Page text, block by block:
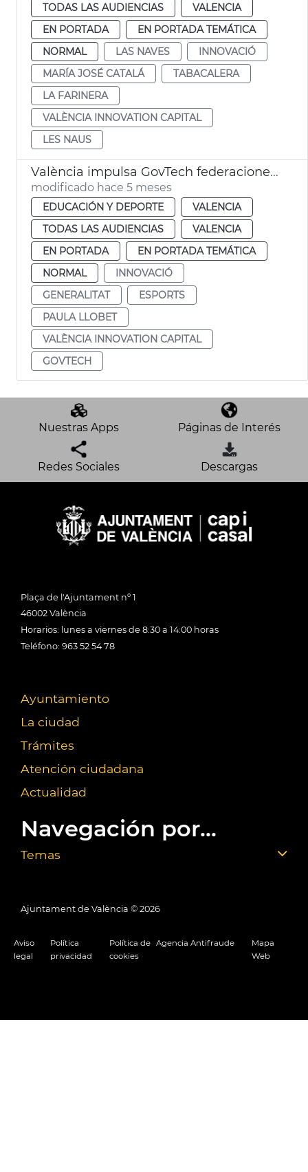
TODAS LAS AUDIENCIAS
VALENCIA
EN PORTADA
EN PORTADA TEMÁTICA
NORMAL
LAS NAVES
INNOVACIÓ
MARÍA JOSÉ CATALÁ
TABACALERA
LA FARINERA
VALÈNCIA INNOVATION CAPITAL
LES NAUS
València impulsa GovTech federaciones deportivas
modificado hace 5 meses
EDUCACIÓN Y DEPORTE
VALENCIA
TODAS LAS AUDIENCIAS
VALENCIA
EN PORTADA
EN PORTADA TEMÁTICA
NORMAL
INNOVACIÓ
GENERALITAT
ESPORTS
PAULA LLOBET
VALÈNCIA INNOVATION CAPITAL
GOVTECH
Nuestras Apps Páginas de Interés
Redes Sociales Descargas
Plaça de l'Ajuntament nº 1
46002 València
Horarios: lunes a viernes de 8:30 a 14:00 horas
Teléfono: 963 52 54 78
Ayuntamiento
La ciudad
Trámites
Atención ciudadana
Actualidad
Navegación por...
Temas
Ajuntament de València © 2026
Aviso
legal
Política
privacidad
Política de
cookies
Agencia Antifraude
Mapa
Web